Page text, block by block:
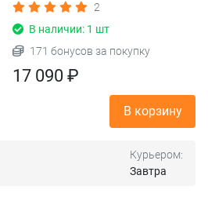
2
В наличии: 1 шт
171 бонусов за покупку
17 090 ₽
В корзину
Курьером:
Завтра